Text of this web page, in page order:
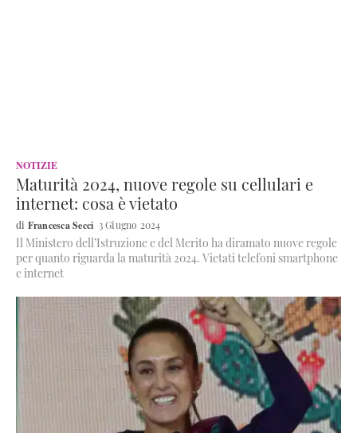
NOTIZIE
Maturità 2024, nuove regole su cellulari e
internet: cosa è vietato
Francesca Secci 3 Giugno 2024
Il Ministero dell’Istruzione e del Merito ha diramato nuove regole
per quanto riguarda la maturità 2024. Vietati telefoni smartphone
e internet